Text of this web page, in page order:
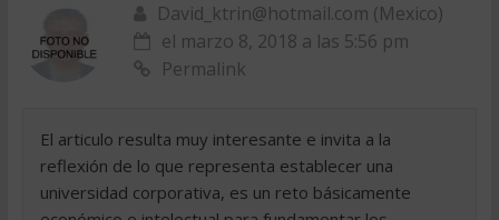
David_ktrin@hotmail.com (Mexico)
el marzo 8, 2018 a las 5:56 pm
Permalink
El articulo resulta muy interesante e invita a la
reflexión de lo que representa establecer una
universidad corporativa, es un reto básicamente